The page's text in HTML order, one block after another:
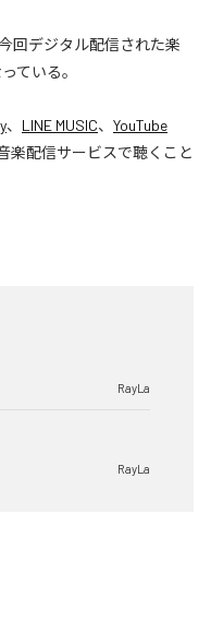
回デジタル配信された楽
ている。
、 LINE MUSIC、 YouTube
楽配信サービスで聴くこと
RayLa
RayLa